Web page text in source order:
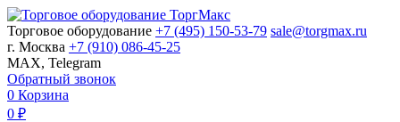
Торговое оборудование +7 (495) 150-53-79 sale@torgmax.ru
г. Москва +7 (910) 086-45-25
MAX, Telegram
Обратный звонок
0 Корзина
0 ₽